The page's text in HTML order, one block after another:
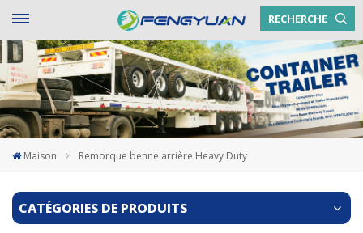
RECHERCHE
Maison Remorque benne arrière Heavy Duty
CATÉGORIES DE PRODUITS